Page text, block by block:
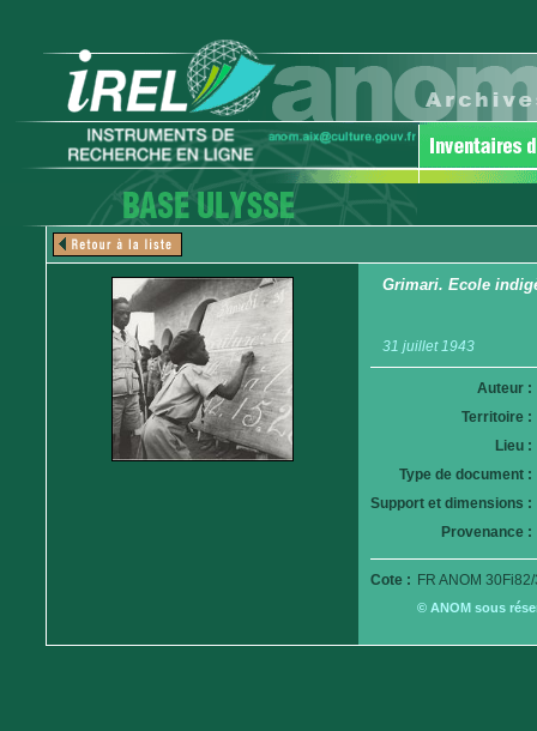
Grimari. Ecole
31 juillet 1943
Auteur :
Territoire :
Lieu :
Type de document :
Support et dimensions :
Provenance :
Cote : FR ANOM
© ANOM sous